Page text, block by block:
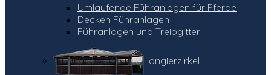
Umlaufende Führanlagen für Pferde
Decken Führanlagen
Führanlagen und Treibgitter
Longierzirkel